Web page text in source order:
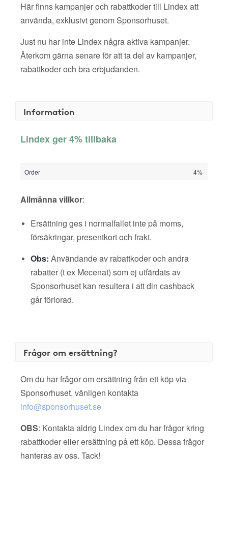
Här finns kampanjer och rabattkoder till Lindex att
använda, exklusivt genom Sponsorhuset.
Just nu har inte Lindex några aktiva kampanjer.
Återkom gärna senare för att ta del av kampanjer,
rabattkoder och bra erbjudanden.
Information
Lindex ger 4% tillbaka
Order 4%
Allmänna villkor:
Ersättning ges i normalfallet inte på moms,
försäkringar, presentkort och frakt.
Obs: Användande av rabattkoder och andra
rabatter (t ex Mecenat) som ej utfärdats av
Sponsorhuset kan resultera i att din cashback
går förlorad.
Frågor om ersättning?
Om du har frågor om ersättning från ett köp via
Sponsorhuset, vänligen kontakta
info@sponsorhuset.se
OBS: Kontakta aldrig Lindex om du har frågor kring
rabattkoder eller ersättning på ett köp. Dessa frågor
hanteras av oss. Tack!